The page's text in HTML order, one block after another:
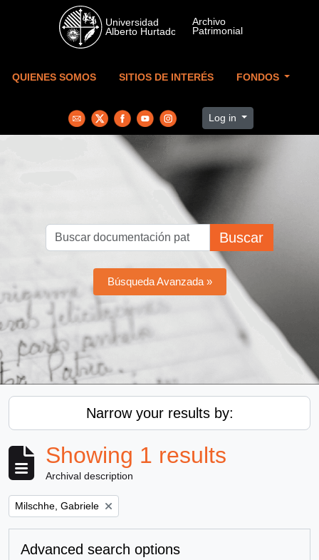
Skip to main content
QUIENES SOMOS SITIOS DE INTERÉS FONDOS
Log in
Buscar
Búsqueda Avanzada »
Narrow your results by:
Showing 1 results
Archival description
Remove filter:
Milschhe, Gabriele
Advanced search options